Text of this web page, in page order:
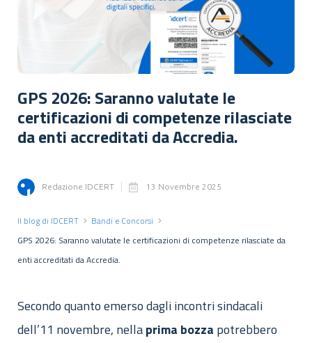
GPS 2026: Saranno valutate le
certificazioni di competenze rilasciate
da enti accreditati da Accredia.
Redazione IDCERT 13 Novembre 2025
Il blog di IDCERT
Bandi e Concorsi
GPS 2026: Saranno valutate le certificazioni di competenze rilasciate da
enti accreditati da Accredia.
Secondo quanto emerso dagli incontri sindacali
dell’11 novembre, nellaprima bozza potrebbero